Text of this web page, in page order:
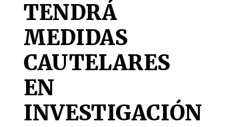
TENDRÁ
MEDIDAS
CAUTELARES
EN
INVESTIGACIÓN